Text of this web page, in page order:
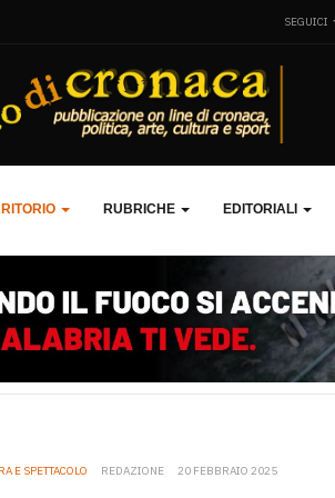
SEGUICI
RUBRICHE EDITORIALI
E SPETTACOLO REDAZIONE 20 FEBBRAIO 2025